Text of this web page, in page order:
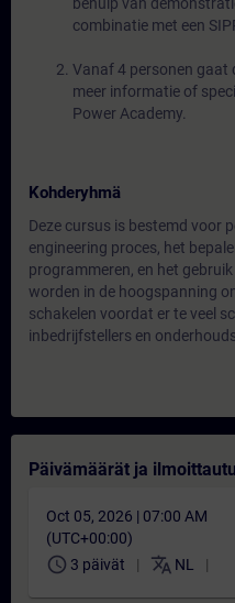
combinatie met een
Vanaf 4 personen gaat
meer informatie of
Power Academy.
Kohderyhmä
Deze cursus is bestemd voor
engineering proces, het
programmeren, en het
worden in de hoogspanning
schakelen voordat er te veel
inbedrijfstellers en
Päivämäärät ja
Oct 05, 2026 | 07:00 AM
(UTC+00:00)
schedule 3 päivät translate NL